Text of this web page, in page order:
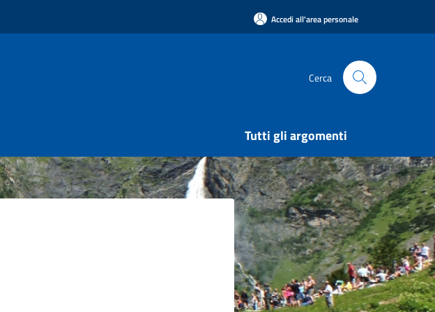
Accedi all'area personale
Cerca
Tutti gli argomenti